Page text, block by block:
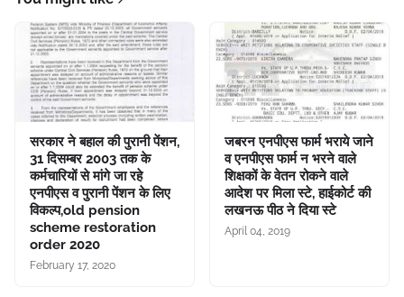
सरकार ने बहाल की पुरानी पेंशन,
31 दिसम्बर 2003 तक के
कर्मचारियों से मांगे जा रहे
एनपीएस व पुरानी पेंशन के लिए
विकल्प,old pension
scheme restoration
order 2020
February 17, 2020
जबरन एनपीएस फार्म भराये जाने
व एनपीएस फार्म न भरने वाले
शिक्षकों के वेतन रोकने वाले
आदेश पर मिला स्टे, हाईकोर्ट की
लखनऊ पीठ ने दिया स्टे
April 04, 2019